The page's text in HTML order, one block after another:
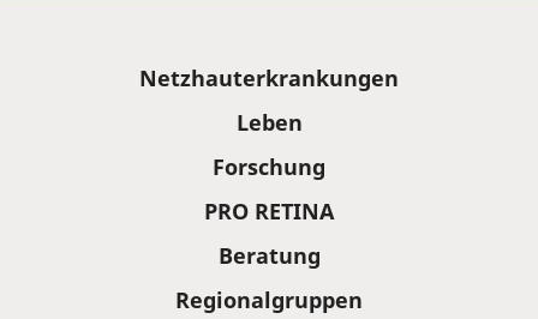
Netzhauterkrankungen
Leben
Forschung
PRO RETINA
Beratung
Regionalgruppen